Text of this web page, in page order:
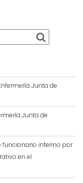
Junta de
Junta de
funcionario interino por
en el